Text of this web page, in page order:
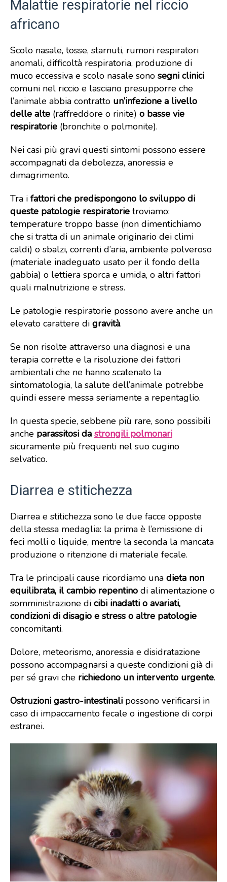
Malattie respiratorie nel riccio
africano
Scolo nasale, tosse, starnuti, rumori respiratori
anomali, difficoltà respiratoria, produzione di
muco eccessiva e scolo nasale sono segni clinici
comuni nel riccio e lasciano presupporre che
l’animale abbia contratto un’infezione a livello
delle alte (raffreddore o rinite) o basse vie
respiratorie (bronchite o polmonite).
Nei casi più gravi questi sintomi possono essere
accompagnati da debolezza, anoressia e
dimagrimento.
Tra i fattori che predispongono lo sviluppo di
queste patologie respiratorie troviamo:
temperature troppo basse (non dimentichiamo
che si tratta di un animale originario dei climi
caldi) o sbalzi, correnti d’aria, ambiente polveroso
(materiale inadeguato usato per il fondo della
gabbia) o lettiera sporca e umida, o altri fattori
quali malnutrizione e stress.
Le patologie respiratorie possono avere anche un
elevato carattere di gravità.
Se non risolte attraverso una diagnosi e una
terapia corrette e la risoluzione dei fattori
ambientali che ne hanno scatenato la
sintomatologia, la salute dell’animale potrebbe
quindi essere messa seriamente a repentaglio.
In questa specie, sebbene più rare, sono possibili
anche parassitosi da strongili polmonari
sicuramente più frequenti nel suo cugino
selvatico.
Diarrea e stitichezza
Diarrea e stitichezza sono le due facce opposte
della stessa medaglia: la prima è l’emissione di
feci molli o liquide, mentre la seconda la mancata
produzione o ritenzione di materiale fecale.
Tra le principali cause ricordiamo una dieta non
equilibrata, il cambio repentino di alimentazione o
somministrazione di cibi inadatti o avariati,
condizioni di disagio e stress o altre patologie
concomitanti.
Dolore, meteorismo, anoressia e disidratazione
possono accompagnarsi a queste condizioni già di
per sé gravi che richiedono un intervento urgente.
Ostruzioni gastro-intestinali possono verificarsi in
caso di impaccamento fecale o ingestione di corpi
estranei.